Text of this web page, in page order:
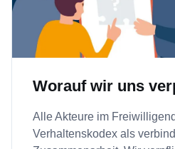
Worauf wir uns
Alle Akteure im
Verhaltenskodex als